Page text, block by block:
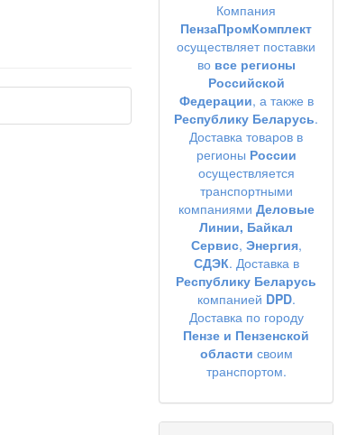
Компания
ПензаПромКомплект
осуществляет поставки
во все регионы
Российской
Федерации, а также в
Республику Беларусь.
Доставка товаров в
регионы России
осуществляется
транспортными
компаниями Деловые
Линии, Байкал
Сервис, Энергия,
СДЭК. Доставка в
Республику Беларусь
компанией DPD.
Доставка по городу
Пензе и Пензенской
области своим
транспортом.